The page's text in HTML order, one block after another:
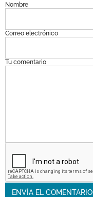
Nombre
Correo electrónico
Tu comentario